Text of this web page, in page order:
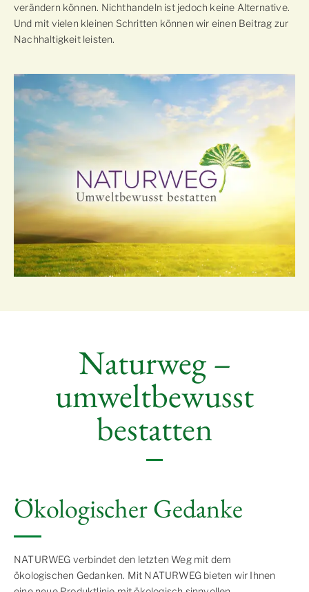
verändern können. Nichthandeln ist jedoch keine Alternative.
Und mit vielen kleinen Schritten können wir einen Beitrag zur
Nachhaltigkeit leisten.
Naturweg –
umweltbewusst
bestatten
Ökologischer Gedanke
NATURWEG verbindet den letzten Weg mit dem
ökologischen Gedanken. Mit NATURWEG bieten wir Ihnen